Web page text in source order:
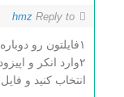
Reply to
hmz
۱فایلتون رو دوباره ادیت کنید و تبلیغاتتون رو بزارید.
۲وارد انکر و
انتخاب کنید و